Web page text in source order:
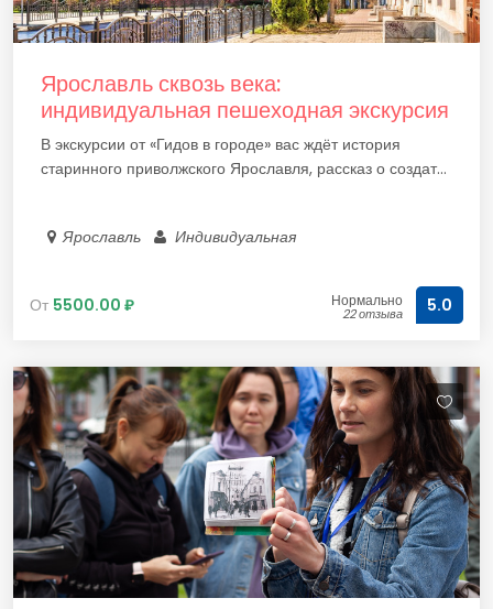
Ярославль сквозь века:
индивидуальная пешеходная экскурсия
В экскурсии от «Гидов в городе» вас ждёт история
старинного приволжского Ярославля, рассказ о создат...
Ярославль Индивидуальная
От 5500.00 ₽ Нормально
22 отзыва 5.0